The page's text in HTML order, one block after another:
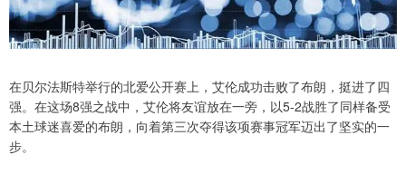
在贝尔法斯特举行的北爱公开赛上，艾伦成功击败了布朗，挺进了四
强。在这场8强之战中，艾伦将友谊放在一旁，以5-2战胜了同样备受
本土球迷喜爱的布朗，向着第三次夺得该项赛事冠军迈出了坚实的一
步。